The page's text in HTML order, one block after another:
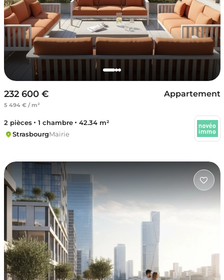
232 600 €
5 494 € / m²
Appartement
2 pièces 1 chambre
42.34 m²
StrasbourgMairie